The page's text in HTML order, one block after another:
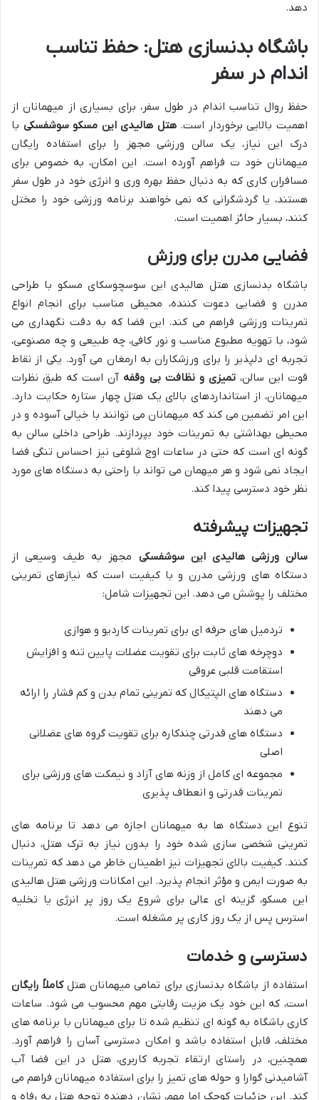
دهد.
باشگاه بدنسازی هتل: حفظ تناسب
اندام در سفر
حفظ روال تناسب اندام در طول سفر، برای بسیاری از میهمانان از
اهمیت بالایی برخوردار است.هتل هالیدی این مسکو سوشفسکی با
درک این نیاز، یک سالن ورزشی مجهز را برای استفاده رایگان
میهمانان خود ت فراهم آورده است. این امکان، به خصوص برای
مسافران کاری که به دنبال حفظ بهره وری و انرژی خود در طول سفر
هستند، یا گردشگرانی که نمی خواهند برنامه ورزشی خود را مختل
کنند، بسیار حائز اهمیت است.
فضایی مدرن برای ورزش
باشگاه بدنسازی هتل هالیدی این سوسچوسکای مسکو با طراحی
مدرن و فضایی دعوت کننده، محیطی مناسب برای انجام انواع
تمرینات ورزشی فراهم می کند. این فضا که به دقت نگهداری می
شود، با تهویه مطبوع مناسب و نور کافی، چه طبیعی و چه مصنوعی،
تجربه ای دلپذیر را برای ورزشکاران به ارمغان می آورد. یکی از نقاط
قوت این سالن،تمیزی و نظافت بی وقفه آن است که طبق نظرات
میهمانان، از استانداردهای بالای یک هتل چهار ستاره حکایت دارد.
این امر تضمین می کند که میهمانان می توانند با خیالی آسوده و در
محیطی بهداشتی به تمرینات خود بپردازند. طراحی داخلی سالن به
گونه ای است که حتی در ساعات اوج شلوغی نیز احساس تنگی فضا
ایجاد نمی شود و هر میهمان می تواند با راحتی به دستگاه های مورد
نظر خود دسترسی پیدا کند.
تجهیزات پیشرفته
سالن ورزشی هالیدی این سوشفسکی مجهز به طیف وسیعی از
دستگاه های ورزشی مدرن و با کیفیت است که نیازهای تمرینی
مختلف را پوشش می دهد. این تجهیزات شامل:
تردمیل های حرفه ای برای تمرینات کاردیو و هوازی
دوچرخه های ثابت برای تقویت عضلات پایین تنه و افزایش
استقامت قلبی عروقی
دستگاه های الپتیکال که تمرینی تمام بدن و کم فشار را ارائه
می دهند
دستگاه های قدرتی چندکاره برای تقویت گروه های عضلانی
اصلی
مجموعه ای کامل از وزنه های آزاد و نیمکت های ورزشی برای
تمرینات قدرتی و انعطاف پذیری
تنوع این دستگاه ها به میهمانان اجازه می دهد تا برنامه های
تمرینی شخصی سازی شده خود را بدون نیاز به ترک هتل، دنبال
کنند. کیفیت بالای تجهیزات نیز اطمینان خاطر می دهد که تمرینات
به صورت ایمن و مؤثر انجام پذیرد. این امکانات ورزشی هتل هالیدی
این مسکو، گزینه ای عالی برای شروع یک روز پر انرژی یا تخلیه
استرس پس از یک روز کاری پر مشغله است.
دسترسی و خدمات
استفاده از باشگاه بدنسازی برای تمامی میهمانان هتلکاملاً رایگان
است، که این خود یک مزیت رقابتی مهم محسوب می شود. ساعات
کاری باشگاه به گونه ای تنظیم شده تا برای میهمانان با برنامه های
مختلف، قابل استفاده باشد و امکان دسترسی آسان را فراهم آورد.
همچنین، در راستای ارتقاء تجربه کاربری، هتل در این فضا آب
آشامیدنی گوارا و حوله های تمیز را برای استفاده میهمانان فراهم می
کند. این جزئیات کوچک اما مهم، نشان دهنده توجه هتل به رفاه و